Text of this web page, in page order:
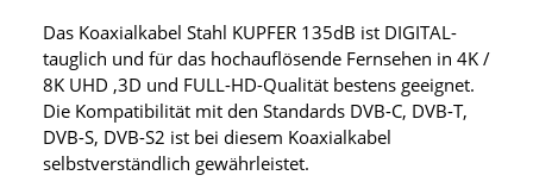
Das Koaxialkabel Stahl KUPFER 135dB ist DIGITAL-
tauglich und für das hochauflösende Fernsehen in 4K /
8K UHD ,3D und FULL-HD-Qualität bestens geeignet.
Die Kompatibilität mit den Standards DVB-C, DVB-T,
DVB-S, DVB-S2 ist bei diesem Koaxialkabel
selbstverständlich gewährleistet.